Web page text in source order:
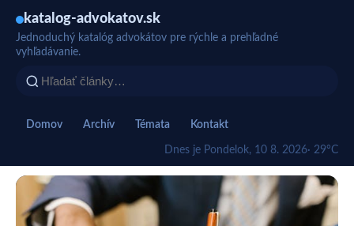
katalog-advokatov.sk
Jednoduchý katalóg advokátov pre rýchle a prehľadné
vyhľadávanie.
Domov Archív Témata Kontakt
Dnes je Pondelok, 10 8. 2026· 29°C